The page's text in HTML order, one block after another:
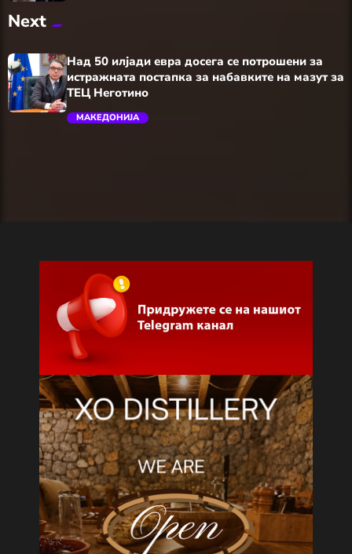
trending_flat
Next
Над 50 илјади евра досега се потрошени за
истражната постапка за набавките на мазут за
ТЕЦ Неготино
МАКЕДОНИЈА